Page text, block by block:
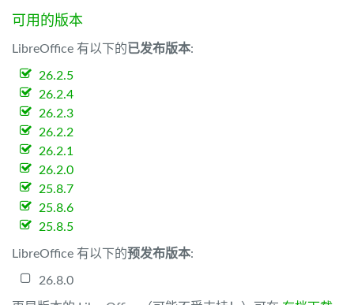
可用的版本
LibreOffice 有以下的已发布版本:
26.2.5
26.2.4
26.2.3
26.2.2
26.2.1
26.2.0
25.8.7
25.8.6
25.8.5
LibreOffice 有以下的预发布版本:
26.8.0